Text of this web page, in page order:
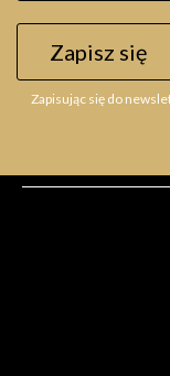
FARMAVITA Life
Zapisz się
Zapisując się do